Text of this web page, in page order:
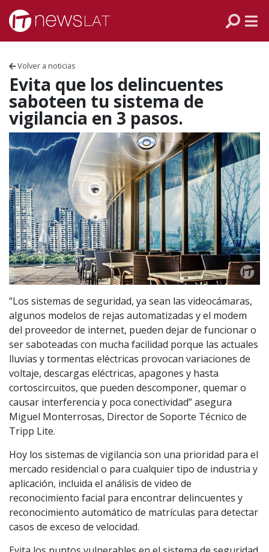
Skip to content
Volver a noticias
Evita que los delincuentes
saboteen tu sistema de
vigilancia en 3 pasos.
“Los sistemas de seguridad, ya sean las videocámaras,
algunos modelos de rejas automatizadas y el modem
del proveedor de internet, pueden dejar de funcionar o
ser saboteadas con mucha facilidad porque las actuales
lluvias y tormentas eléctricas provocan variaciones de
voltaje, descargas eléctricas, apagones y hasta
cortoscircuitos, que pueden descomponer, quemar o
causar interferencia y poca conectividad” asegura
Miguel Monterrosas, Director de Soporte Técnico de
Tripp Lite.
Hoy los sistemas de vigilancia son una prioridad para el
mercado residencial o para cualquier tipo de industria y
aplicación, incluida el análisis de video de
reconocimiento facial para encontrar delincuentes y
reconocimiento automático de matrículas para detectar
casos de exceso de velocidad.
VENEZUELA
ECUADOR
PERÚ
CHILE
ARGENTINA
MÉXICO